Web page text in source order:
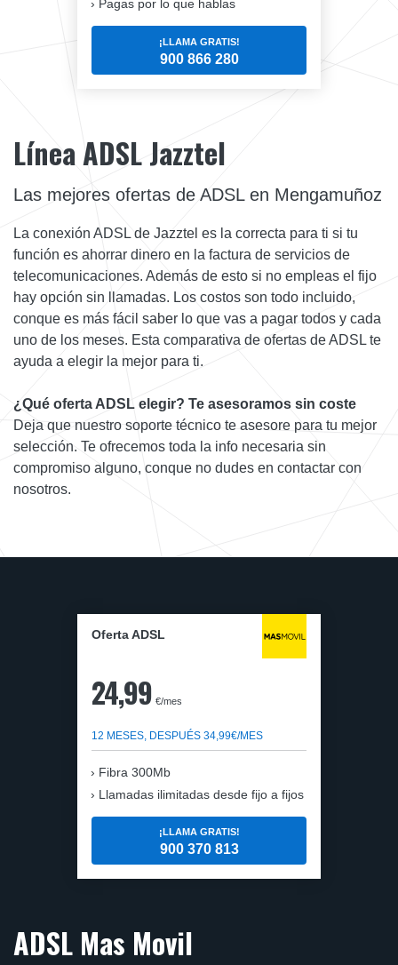
Pagas por lo que hablas
¡LLAMA GRATIS!
900 866 280
Línea ADSL Jazztel
Las mejores ofertas de ADSL en Mengamuñoz
La conexión ADSL de Jazztel es la correcta para ti si tu
función es ahorrar dinero en la factura de servicios de
telecomunicaciones. Además de esto si no empleas el fijo
hay opción sin llamadas. Los costos son todo incluido,
conque es más fácil saber lo que vas a pagar todos y cada
uno de los meses. Esta comparativa de ofertas de ADSL te
ayuda a elegir la mejor para ti.
¿Qué oferta ADSL elegir? Te asesoramos sin coste
Deja que nuestro soporte técnico te asesore para tu mejor
selección. Te ofrecemos toda la info necesaria sin
compromiso alguno, conque no dudes en contactar con
nosotros.
Oferta ADSL
24,99 €/mes
12 MESES, DESPUÉS 34,99€/MES
Fibra 300Mb
Llamadas ilimitadas desde fijo a fijos
¡LLAMA GRATIS!
900 370 813
ADSL Mas Movil